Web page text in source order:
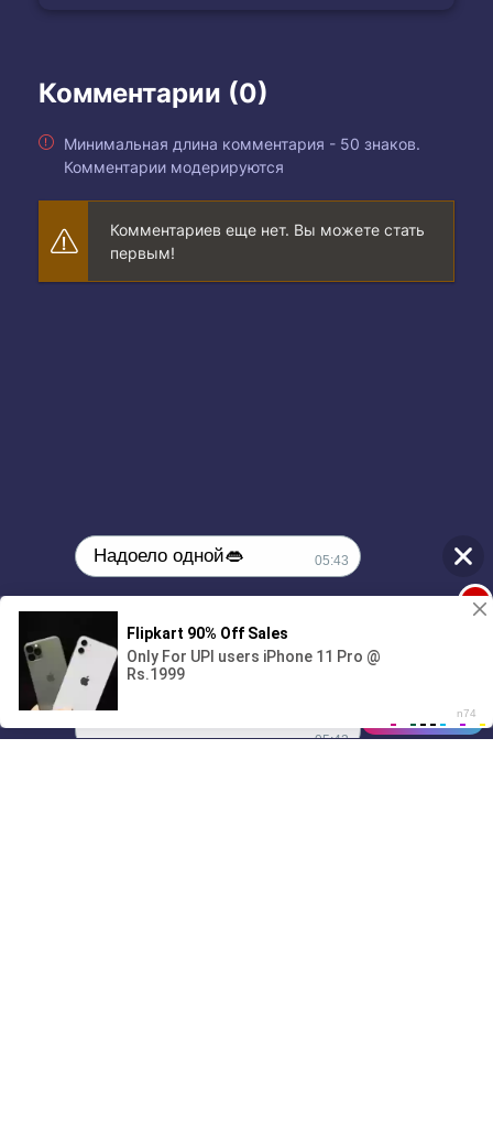
Комментарии (0)
Минимальная длина комментария - 50 знаков.
Комментарии модерируются
Комментариев еще нет. Вы можете стать
первым!
01/07
00:00
Надоело одной👄 05:43
🔞Может, изменим это?💦
1